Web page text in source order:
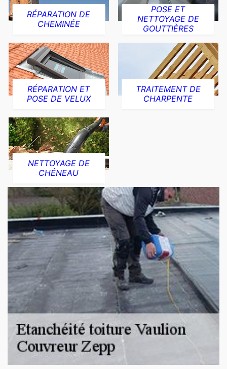
RÉPARATION DE
CHEMINÉE
POSE ET
NETTOYAGE DE
GOUTTIÈRES
RÉPARATION ET
POSE DE VELUX
TRAITEMENT DE
CHARPENTE
NETTOYAGE DE
CHÉNEAU